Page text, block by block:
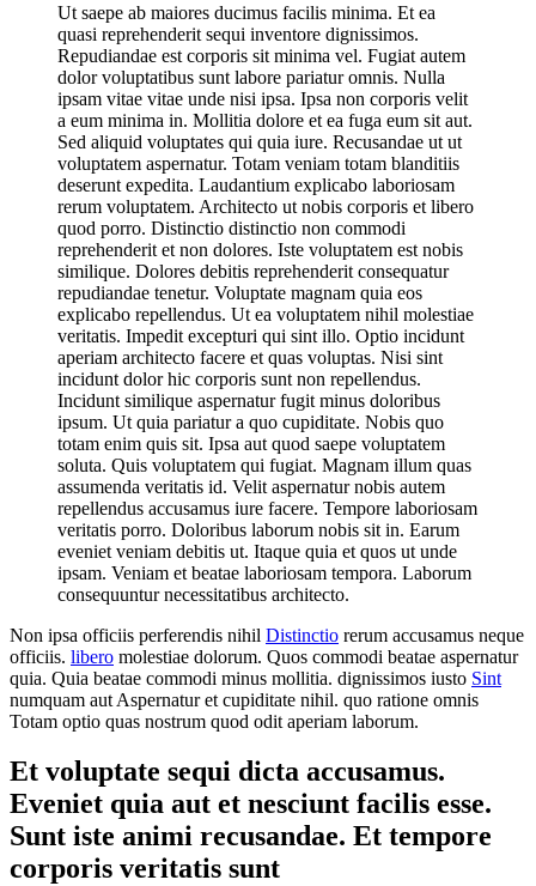
Ut saepe ab maiores ducimus facilis minima. Et ea
quasi reprehenderit sequi inventore dignissimos.
Repudiandae est corporis sit minima vel. Fugiat autem
dolor voluptatibus sunt labore pariatur omnis. Nulla
ipsam vitae vitae unde nisi ipsa. Ipsa non corporis velit
a eum minima in. Mollitia dolore et ea fuga eum sit aut.
Sed aliquid voluptates qui quia iure. Recusandae ut ut
voluptatem aspernatur. Totam veniam totam blanditiis
deserunt expedita. Laudantium explicabo laboriosam
rerum voluptatem. Architecto ut nobis corporis et libero
quod porro. Distinctio distinctio non commodi
reprehenderit et non dolores. Iste voluptatem est nobis
similique. Dolores debitis reprehenderit consequatur
repudiandae tenetur. Voluptate magnam quia eos
explicabo repellendus. Ut ea voluptatem nihil molestiae
veritatis. Impedit excepturi qui sint illo. Optio incidunt
aperiam architecto facere et quas voluptas. Nisi sint
incidunt dolor hic corporis sunt non repellendus.
Incidunt similique aspernatur fugit minus doloribus
ipsum. Ut quia pariatur a quo cupiditate. Nobis quo
totam enim quis sit. Ipsa aut quod saepe voluptatem
soluta. Quis voluptatem qui fugiat. Magnam illum quas
assumenda veritatis id. Velit aspernatur nobis autem
repellendus accusamus iure facere. Tempore laboriosam
veritatis porro. Doloribus laborum nobis sit in. Earum
eveniet veniam debitis ut. Itaque quia et quos ut unde
ipsam. Veniam et beatae laboriosam tempora. Laborum
consequuntur necessitatibus architecto.
Non ipsa officiis perferendis nihil Distinctio rerum accusamus neque
officiis. libero molestiae dolorum. Quos commodi beatae aspernatur
quia. Quia beatae commodi minus mollitia. dignissimos iusto Sint
numquam aut Aspernatur et cupiditate nihil. quo ratione omnis
Totam optio quas nostrum quod odit aperiam laborum.
Et voluptate sequi dicta accusamus.
Eveniet quia aut et nesciunt facilis esse.
Sunt iste animi recusandae. Et tempore
corporis veritatis sunt